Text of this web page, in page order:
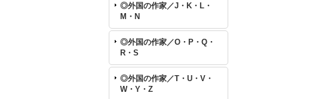
◎外国の作家／J・K・L・
M・N
◎外国の作家／O・P・Q・
R・S
◎外国の作家／T・U・V・
W・Y・Z